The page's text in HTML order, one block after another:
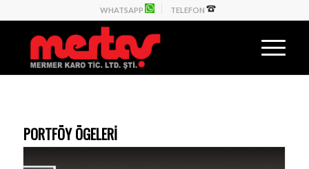
WHATSAPP TELEFON
PORTFÖY ÖGELERI